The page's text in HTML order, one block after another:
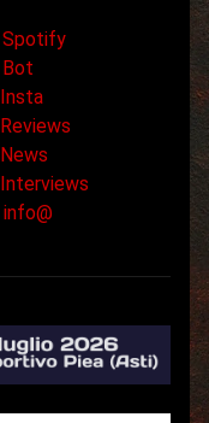
Spotify
Bot
Insta
Reviews
News
Interviews
info@